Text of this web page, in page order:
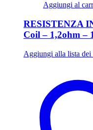
Aggiungi al
RESISTENZA
Coil – 1,2ohm –
Aggiungi alla lista dei